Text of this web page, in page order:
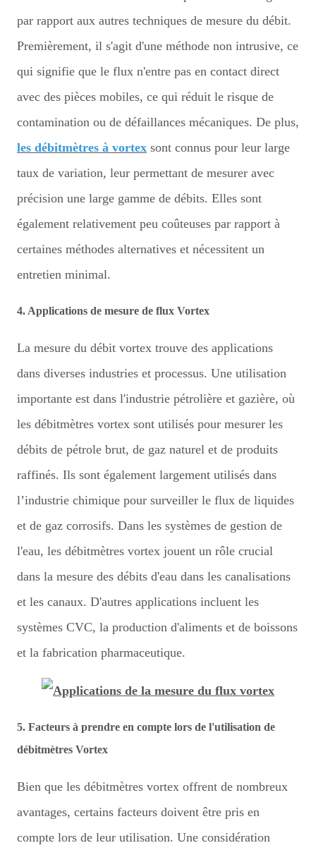
par rapport aux autres techniques de mesure du débit.
Premièrement, il s'agit d'une méthode non intrusive, ce
qui signifie que le flux n'entre pas en contact direct
avec des pièces mobiles, ce qui réduit le risque de
contamination ou de défaillances mécaniques. De plus,
les débitmètres à vortex sont connus pour leur large
taux de variation, leur permettant de mesurer avec
précision une large gamme de débits. Elles sont
également relativement peu coûteuses par rapport à
certaines méthodes alternatives et nécessitent un
entretien minimal.
4. Applications de mesure de flux Vortex
La mesure du débit vortex trouve des applications
dans diverses industries et processus. Une utilisation
importante est dans l'industrie pétrolière et gazière, où
les débitmètres vortex sont utilisés pour mesurer les
débits de pétrole brut, de gaz naturel et de produits
raffinés. Ils sont également largement utilisés dans
l’industrie chimique pour surveiller le flux de liquides
et de gaz corrosifs. Dans les systèmes de gestion de
l'eau, les débitmètres vortex jouent un rôle crucial
dans la mesure des débits d'eau dans les canalisations
et les canaux. D'autres applications incluent les
systèmes CVC, la production d'aliments et de boissons
et la fabrication pharmaceutique.
5. Facteurs à prendre en compte lors de l'utilisation de
débitmètres Vortex
Bien que les débitmètres vortex offrent de nombreux
avantages, certains facteurs doivent être pris en
compte lors de leur utilisation. Une considération